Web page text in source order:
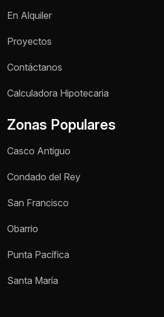
Teléfono / WhatsApp *
En Alquiler
Proyectos
Contáctanos
Calculadora Hipotecaria
Zonas Populares
Casco Antiguo
Condado del Rey
San Francisco
Obarrio
Punta Pacífica
Santa María